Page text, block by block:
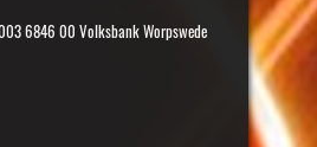
6846 00 Volksbank Worpswede